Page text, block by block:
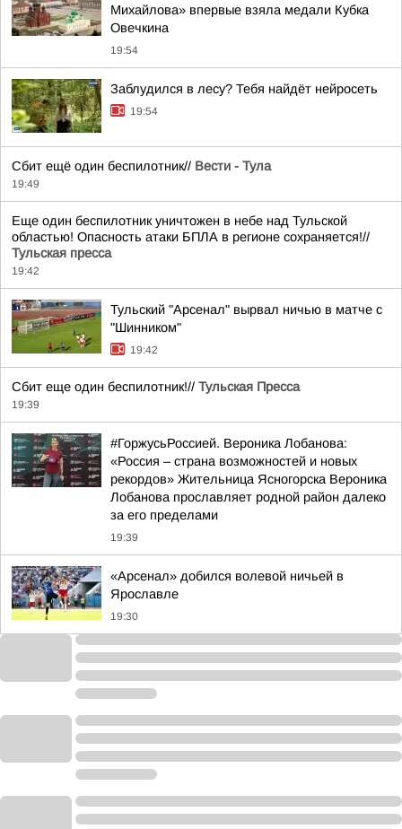
Михайлова» впервые взяла медали Кубка
Овечкина
19:54
Заблудился в лесу? Тебя найдёт нейросеть
19:54
Сбит ещё один беспилотник// Вести - Тула
19:49
Еще один беспилотник уничтожен в небе над Тульской
областью! Опасность атаки БПЛА в регионе сохраняется!//
Тульская пресса
19:42
Тульский "Арсенал" вырвал ничью в матче с
"Шинником"
19:42
Сбит еще один беспилотник!// Тульская Пресса
19:39
#ГоржусьРоссией. Вероника Лобанова:
«Россия – страна возможностей и новых
рекордов» Жительница Ясногорска Вероника
Лобанова прославляет родной район далеко
за его пределами
19:39
«Арсенал» добился волевой ничьей в
Ярославле
19:30